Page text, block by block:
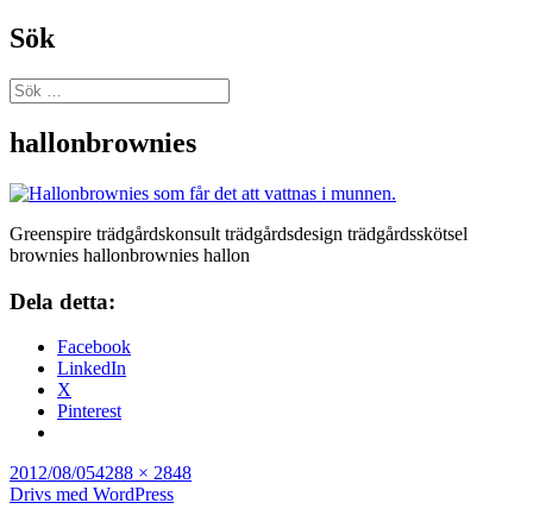
Sök
Sök
efter:
Blogg
hallonbrownies
Greenspire trädgårdskonsult trädgårdsdesign trädgårdsskötsel
brownies hallonbrownies hallon
Dela detta:
Facebook
LinkedIn
X
Pinterest
Postat
2012/08/05Full
storlek
4288 × 2848
Drivs med WordPress